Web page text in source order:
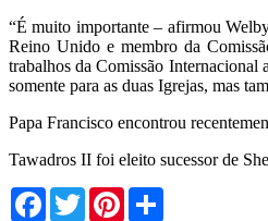
“É muito importante – afirmou
Reino Unido e membro da
trabalhos da Comissão Internacional
somente para as duas Igrejas, mas
Papa Francisco encontrou
Tawadros II foi eleito sucessor de
Facebook
TwitterPinterest